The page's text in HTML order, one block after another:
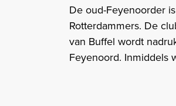
De oud-Feyenoorder
Rotterdammers. De
van Buffel wordt
Feyenoord. Inmiddels